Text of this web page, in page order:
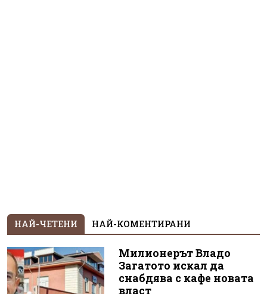
НАЙ-ЧЕТЕНИ НАЙ-КОМЕНТИРАНИ
Милионерът Владо
Загатото искал да
снабдява с кафе новата
власт